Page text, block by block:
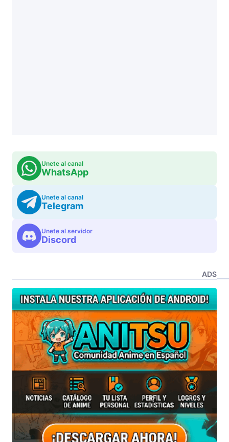
Unete al canal
WhatsApp
Unete al canal
Telegram
Unete al servidor
Discord
ADS